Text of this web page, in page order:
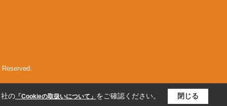
の「Cookieの取扱いについて」 をご確認ください。 閉じる